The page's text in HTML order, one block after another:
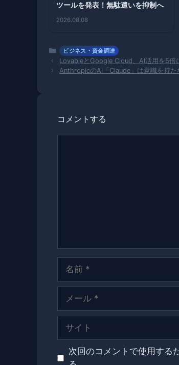
ツールを発表！無駄遣いを抑制へ
2026.08.08
カ
テ
ゴ
ビジネス・資金調達
LovableとGoogle Cloud、AI活用を5倍
AnthropicのAI「Claude」は意識を持た
コメントする
ル
次回のコメントで使用する